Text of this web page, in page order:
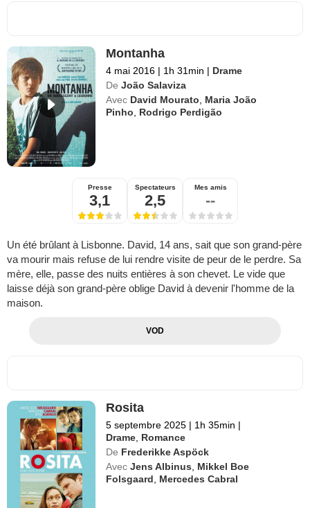
Montanha
4 mai 2016 | 1h 31min | Drame
De João Salaviza
Avec David Mourato
Maria João
Pinho
Rodrigo Perdigão
Presse
3,1
Spectateurs
2,5
Mes amis
--
Un été brûlant à Lisbonne. David, 14 ans, sait que son grand-père
va mourir mais refuse de lui rendre visite de peur de le perdre. Sa
mère, elle, passe des nuits entières à son chevet. Le vide que
laisse déjà son grand-père oblige David à devenir l'homme de la
maison.
VOD
Rosita
5 septembre 2025 | 1h 35min |
Drame Romance
De Frederikke Aspöck
Avec Jens Albinus
Mikkel Boe
Folsgaard
Mercedes Cabral